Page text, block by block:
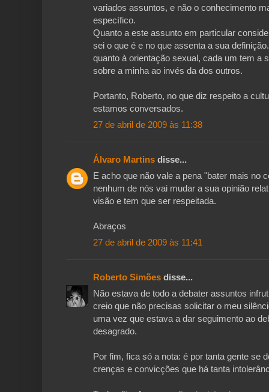
variados assuntos, e não o conhecimento
específico.
Quanto a este assunto em particular
sei o que é e no que assenta a sua
quanto à orientação sexual, cada um tem a
sobre a minha ao invés da dos outros.
Portanto, Roberto, no que diz respeito a
estamos conversados.
27 de abril de 2009 às 11:38
Álvaro Martins disse...
E acho que não vale a pena "bater mais no
nenhum de nós vai mudar a sua opinião
visão e tem que ser respeitada.
Abraços
27 de abril de 2009 às 11:41
Roberto Simões disse...
Não estava de todo a debater assuntos
creio que não precisas solicitar o meu
uma vez que estava a dar seguimento ao
desagrado.
Por fim, fica só a nota: é por tanta gente se
crenças e convicções que há tanta